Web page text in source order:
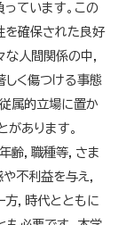
ています。この
を確保された良好
人間関係の中，
しく傷つける事態
属的立場に置か
があります。
齢，職種等，さま
不利益を与え，
，時代とともに